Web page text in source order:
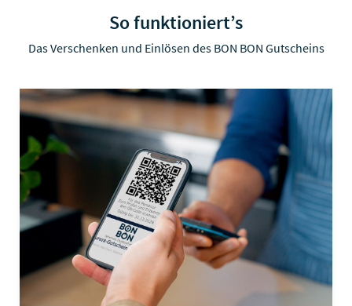
So funktioniert’s
Das Verschenken und Einlösen des BON BON Gutscheins